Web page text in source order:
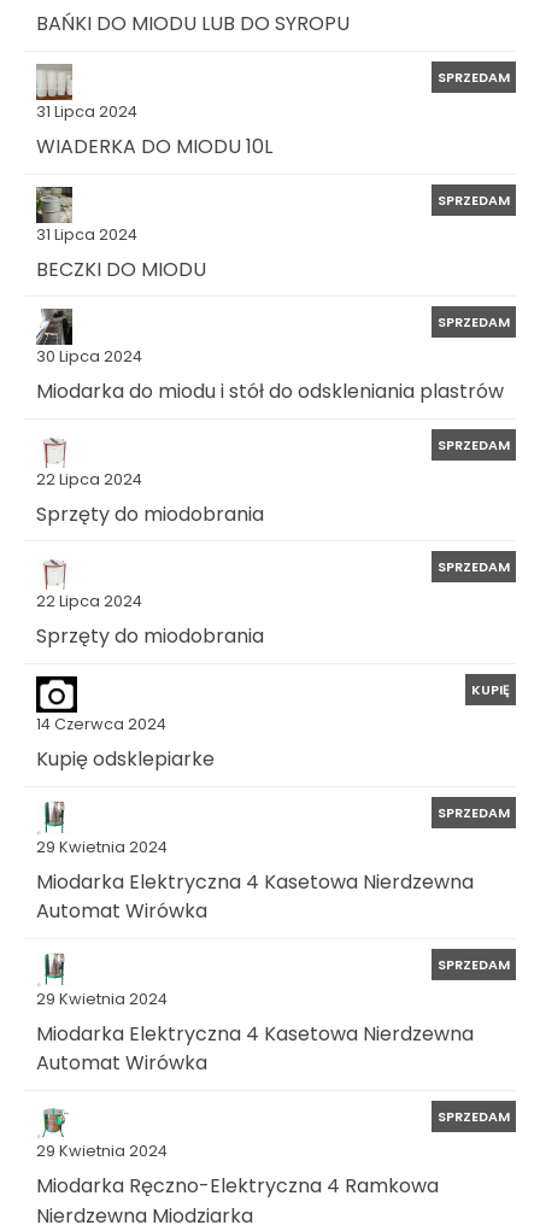
BAŃKI DO MIODU LUB DO SYROPU
31 Lipca 2024
SPRZEDAM
WIADERKA DO MIODU 10L
31 Lipca 2024
SPRZEDAM
BECZKI DO MIODU
30 Lipca 2024
SPRZEDAM
Miodarka do miodu i stół do odskleniania plastrów
22 Lipca 2024
SPRZEDAM
Sprzęty do miodobrania
22 Lipca 2024
SPRZEDAM
Sprzęty do miodobrania
14 Czerwca 2024
KUPIĘ
Kupię odsklepiarke
29 Kwietnia 2024
SPRZEDAM
Miodarka Elektryczna 4 Kasetowa Nierdzewna
Automat Wirówka
29 Kwietnia 2024
SPRZEDAM
Miodarka Elektryczna 4 Kasetowa Nierdzewna
Automat Wirówka
29 Kwietnia 2024
SPRZEDAM
Miodarka Ręczno-Elektryczna 4 Ramkowa
Nierdzewna Miodziarka